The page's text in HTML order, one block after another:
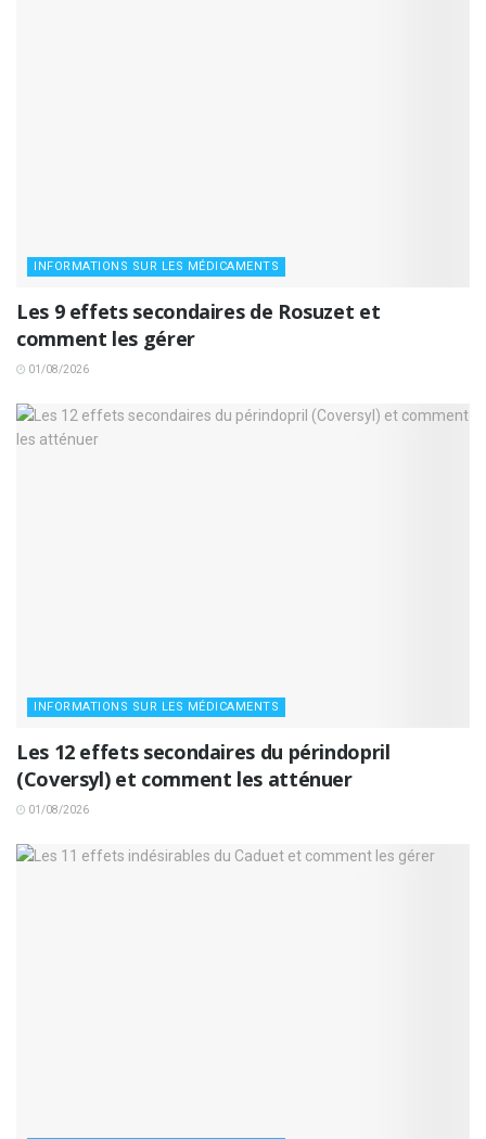
INFORMATIONS SUR LES MÉDICAMENTS
Les 9 effets secondaires de Rosuzet et
comment les gérer
01/08/2026
INFORMATIONS SUR LES MÉDICAMENTS
Les 12 effets secondaires du périndopril
(Coversyl) et comment les atténuer
01/08/2026